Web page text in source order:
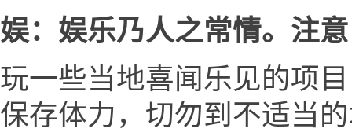
娱：娱乐乃人之常情。注
玩一些当地喜闻乐见的项
保存体力，切勿到不适当